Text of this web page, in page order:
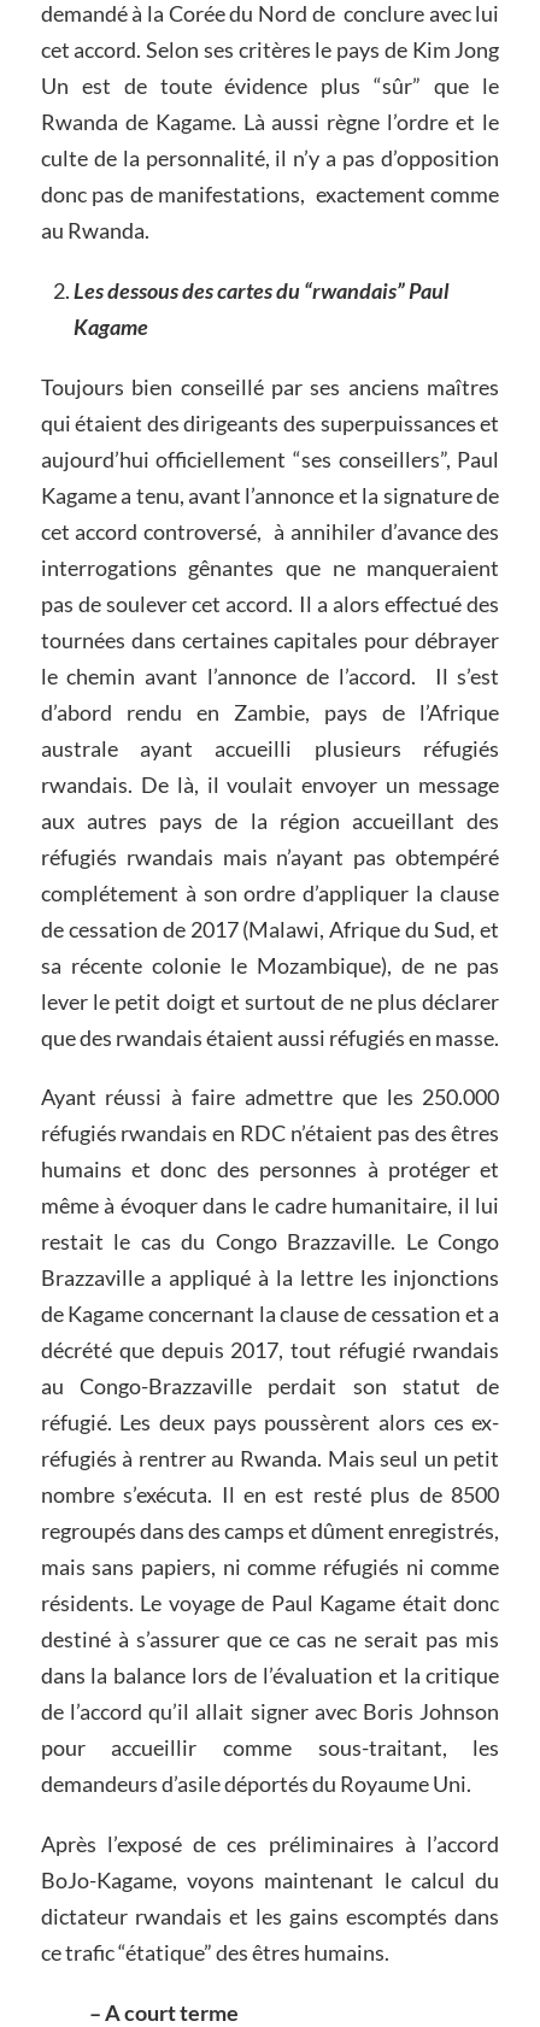
demandé à la Corée du Nord de conclure avec lui
cet accord. Selon ses critères le pays de Kim Jong
Un est de toute évidence plus “sûr” que le
Rwanda de Kagame. Là aussi règne l’ordre et le
culte de la personnalité, il n’y a pas d’opposition
donc pas de manifestations, exactement comme
au Rwanda.
Les dessous des cartes du “rwandais” Paul
Kagame
Toujours bien conseillé par ses anciens maîtres
qui étaient des dirigeants des superpuissances et
aujourd’hui officiellement “ses conseillers”, Paul
Kagame a tenu, avant l’annonce et la signature de
cet accord controversé, à annihiler d’avance des
interrogations gênantes que ne manqueraient
pas de soulever cet accord. Il a alors effectué des
tournées dans certaines capitales pour débrayer
le chemin avant l’annonce de l’accord. Il s’est
d’abord rendu en Zambie, pays de l’Afrique
australe ayant accueilli plusieurs réfugiés
rwandais. De là, il voulait envoyer un message
aux autres pays de la région accueillant des
réfugiés rwandais mais n’ayant pas obtempéré
complétement à son ordre d’appliquer la clause
de cessation de 2017 (Malawi, Afrique du Sud, et
sa récente colonie le Mozambique), de ne pas
lever le petit doigt et surtout de ne plus déclarer
que des rwandais étaient aussi réfugiés en masse.
Ayant réussi à faire admettre que les 250.000
réfugiés rwandais en RDC n’étaient pas des êtres
humains et donc des personnes à protéger et
même à évoquer dans le cadre humanitaire, il lui
restait le cas du Congo Brazzaville. Le Congo
Brazzaville a appliqué à la lettre les injonctions
de Kagame concernant la clause de cessation et a
décrété que depuis 2017, tout réfugié rwandais
au Congo-Brazzaville perdait son statut de
réfugié. Les deux pays poussèrent alors ces ex-
réfugiés à rentrer au Rwanda. Mais seul un petit
nombre s’exécuta. Il en est resté plus de 8500
regroupés dans des camps et dûment enregistrés,
mais sans papiers, ni comme réfugiés ni comme
résidents. Le voyage de Paul Kagame était donc
destiné à s’assurer que ce cas ne serait pas mis
dans la balance lors de l’évaluation et la critique
de l’accord qu’il allait signer avec Boris Johnson
pour accueillir comme sous-traitant, les
demandeurs d’asile déportés du Royaume Uni.
Après l’exposé de ces préliminaires à l’accord
BoJo-Kagame, voyons maintenant le calcul du
dictateur rwandais et les gains escomptés dans
ce trafic “étatique” des êtres humains.
– A court terme